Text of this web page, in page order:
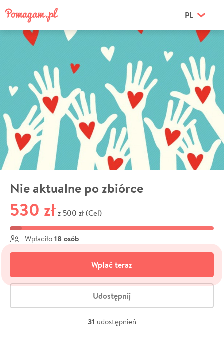
PL
Nie aktualne po zbiórce
530 zł z 500 zł (Cel)
Wpłaciło 18 osób
Wpłać teraz
Udostępnij
31 udostępnień